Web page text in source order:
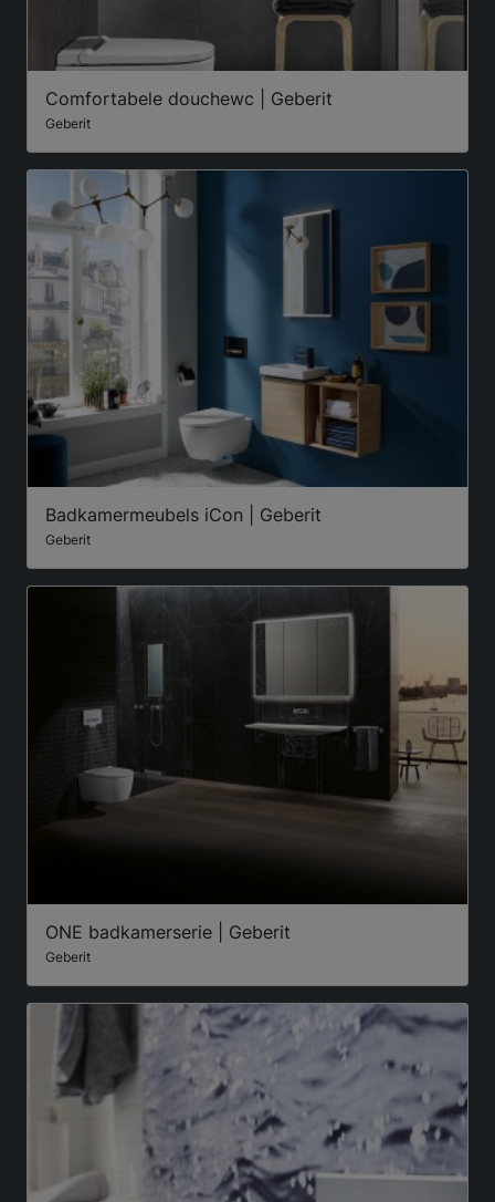
Comfortabele douchewc | Geberit
Geberit
Badkamermeubels iCon | Geberit
Geberit
ONE badkamerserie | Geberit
Geberit